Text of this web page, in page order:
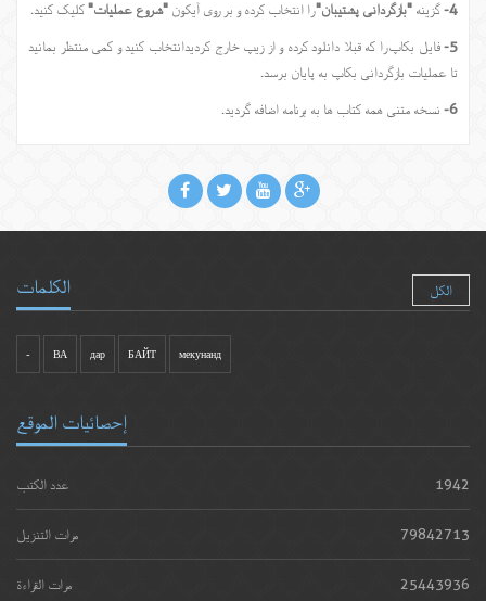
4- گزینه "بازگردانی پشتیبان"را انتخاب کرده و بر روی آیکون "شروع عملیات" کلیک کنید.
5- فایل بکاپ را که قبلا دانلود کرده و از زیپ خارج کردید انتخاب کنید و کمی منتظر بمانید
تا عملیات بازگردانی بکاپ به پایان برسد.
6- نسخه متنی همه کتاب ها به برنامه اضافه گردید.
الكلمات الكل
- ВА дар БАЙТ мекунанд
إحصائيات الموقع
عدد الكتب 1942
مرات التنزيل 79842713
مرات القراءة 25443936